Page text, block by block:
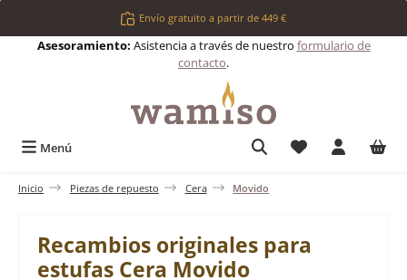
Saltar al contenido principalEnvío gratuito a partir de 449 €
Asesoramiento: Asistencia a través de nuestro formulario de
contacto.
Menú Tienes 0
Inicio Piezas de repuesto Cera Movido
Recambios originales para
estufas Cera Movido